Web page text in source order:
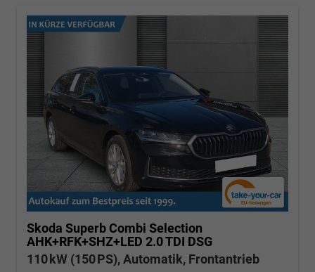
Skoda Superb Combi Selection
AHK+RFK+SHZ+LED 2.0 TDI DSG
110 kW (150 PS), Automatik, Frontantrieb